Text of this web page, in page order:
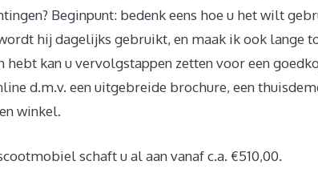
Beginpunt: bedenk eens hoe u het wilt
hij dagelijks gebruikt, en maak ik ook lange
hebt kan u vervolgstappen zetten voor een
d.m.v. een uitgebreide brochure, een
winkel.
schaft u al aan vanaf c.a. €510,00.